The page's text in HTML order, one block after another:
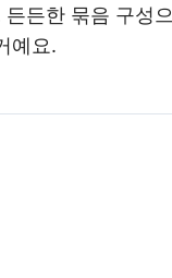
든한 묶음 구성으
예요.